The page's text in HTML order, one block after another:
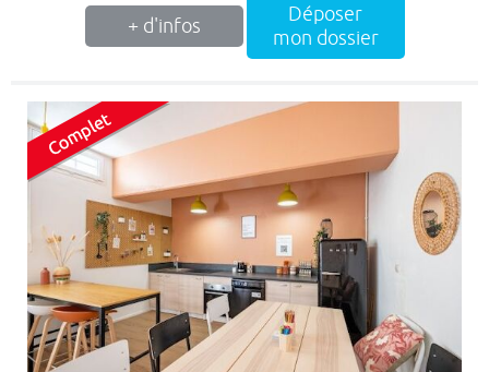
+ d'infos
Déposer
mon dossier